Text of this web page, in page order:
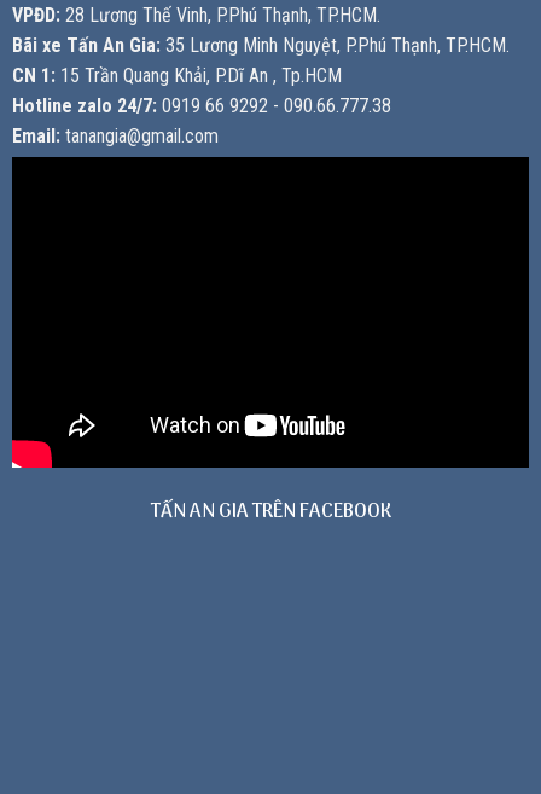
VPĐD: 28 Lương Thế Vinh, P.Phú Thạnh, TP.HCM.
Bãi xe Tấn An Gia: 35 Lương Minh Nguyệt, P.Phú Thạnh, TP.HCM.
CN 1: 15 Trần Quang Khải, P.Dĩ An , Tp.HCM
Hotline zalo 24/7: 0919 66 9292 - 090.66.777.38
Email: tanangia@gmail.com
TẤN AN GIA TRÊN FACEBOOK